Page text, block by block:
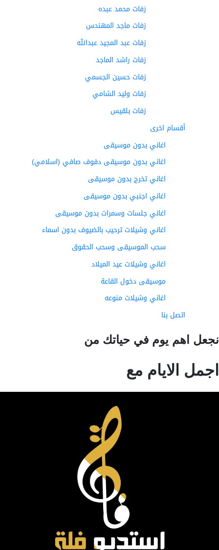
زفات محمد عبده
زفات ماجد المهندس
زفات عبد المجيد عبدالله
زفات راشد الماجد
زفات حسين الجسمي
زفات وليد الشامي
زفات بلقيس
أقسام اخرى
اغاني بدون موسيقى
اغاني بدون موسيقى دفوف صافي (اسلامي)
اغاني تخرج بدون موسيقى
اغاني اجنبي بدون موسيقى
اغاني جلسات وسمرات بدون موسيقى
اغاني وشيلات ترحيب بالضيوف بدون اسماء
سحب الموسيقى وسحب الحقوق
اغاني وشيلات عيد الميلاد
موسيقى دخول القاعة
اغاني وشيلات منوعه
اتصل بنا
اهم يوم في حياتك من
الايام مع